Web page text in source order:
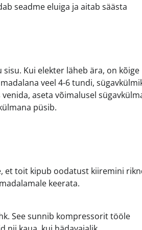
seadme eluiga ja aitab säästa
Kui elekter läheb ära, on kõige
veel 4-6 tundi,
aseta võimalusel
püsib.
et toit kipub oodatust kiiremini
keerata.
See sunnib kompressorit tööle